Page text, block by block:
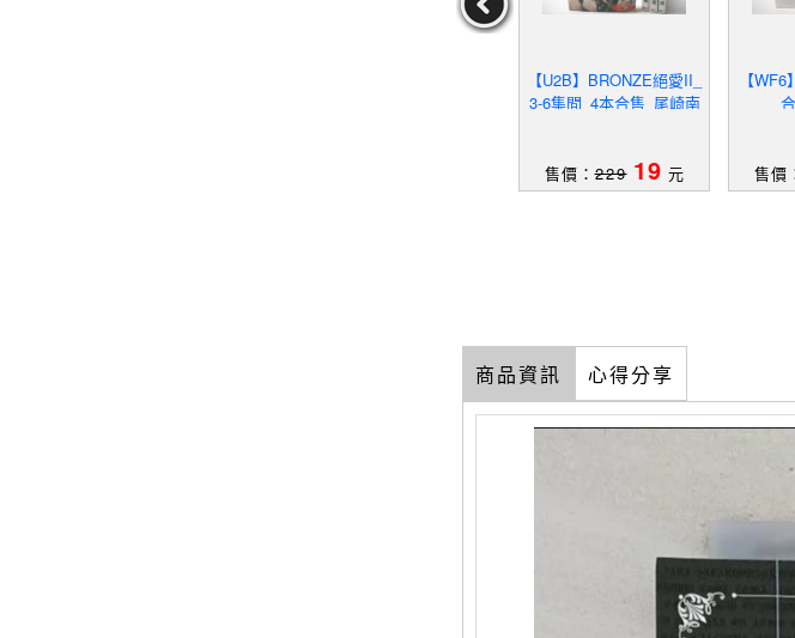
【U2B】BRONZE絕愛II_
3-6集間_4本合售_尾崎南
售價：229 19 元
【
售價
商品資訊 心得分享